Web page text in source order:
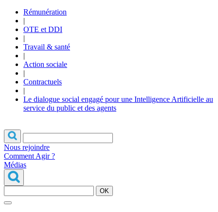
Rémunération
|
OTE et DDI
|
Travail & santé
|
Action sociale
|
Contractuels
|
Le dialogue social engagé pour une Intelligence Artificielle au
service du public et des agents
Nous rejoindre
Comment Agir ?
Médias
OK